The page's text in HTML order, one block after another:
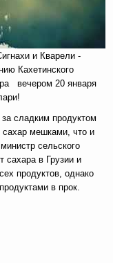
и Кварели -
Кахетинского
вечером 20 января
сладким продуктом
сахар мешками, что и
сельского
сахара в Грузии и
продуктов, однако
в прок.